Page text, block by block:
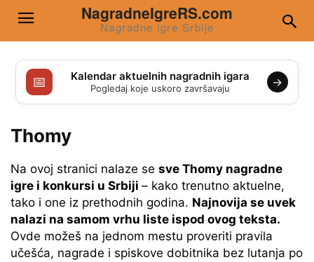
NagradneIgreRS.com
Nagradne igre Srbije
📅 Kalendar aktuelnih nagradnih igara
Pogledaj koje uskoro završavaju →
Thomy
Na ovoj stranici nalaze se sve Thomy nagradne
igre i konkursi u Srbiji – kako trenutno aktuelne,
tako i one iz prethodnih godina. Najnovija se uvek
nalazi na samom vrhu liste ispod ovog teksta.
Ovde možeš na jednom mestu proveriti pravila
učešća, nagrade i spiskove dobitnika bez lutanja po